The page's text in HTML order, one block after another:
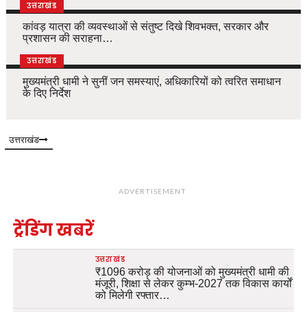
उत्तराखंड
कांवड़ यात्रा की व्यवस्थाओं से संतुष्ट दिखे शिवभक्त, सरकार और
प्रशासन की सराहना…
उत्तराखंड
मुख्यमंत्री धामी ने सुनीं जन समस्याएं, अधिकारियों को त्वरित समाधान
के दिए निर्देश
उत्तराखंड
ADVERTISEMENT
ट्रेंडिंग खबरें
उत्तराखंड
₹1096 करोड़ की योजनाओं को मुख्यमंत्री धामी की
मंजूरी, शिक्षा से लेकर कुम्भ-2027 तक विकास कार्यों
को मिलेगी रफ्तार…